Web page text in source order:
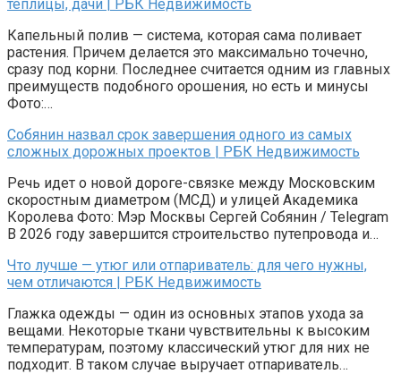
теплицы, дачи | РБК Недвижимость
Капельный полив — система, которая сама поливает
растения. Причем делается это максимально точечно,
сразу под корни. Последнее считается одним из главных
преимуществ подобного орошения, но есть и минусы
Фото:…
Собянин назвал срок завершения одного из самых
сложных дорожных проектов | РБК Недвижимость
Речь идет о новой дороге-связке между Московским
скоростным диаметром (МСД) и улицей Академика
Королева Фото: Мэр Москвы Сергей Собянин / Telegram
В 2026 году завершится строительство путепровода и…
Что лучше — утюг или отпариватель: для чего нужны,
чем отличаются | РБК Недвижимость
Глажка одежды — один из основных этапов ухода за
вещами. Некоторые ткани чувствительны к высоким
температурам, поэтому классический утюг для них не
подходит. В таком случае выручает отпариватель…